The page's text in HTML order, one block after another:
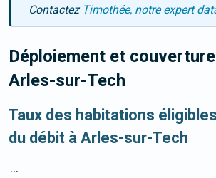
Contactez Timothée, notre expert
Déploiement et
Arles-sur-Tech
Taux des habitations
du débit à Arles-sur-Tech
...